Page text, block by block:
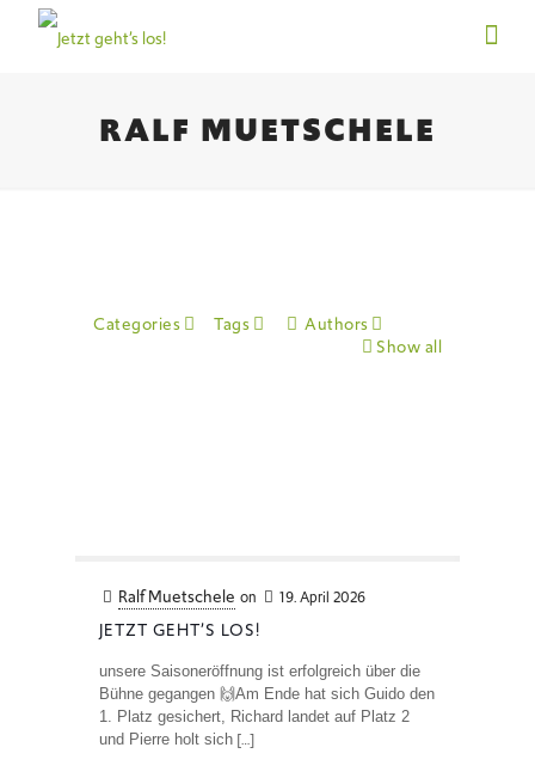
RALF MUETSCHELE
Categories Tags
Authors
Show all
Ralf Muetschele on 19. April 2026
JETZT GEHT’S LOS!
unsere Saisoneröffnung ist erfolgreich über die
Bühne gegangen 🙌Am Ende hat sich Guido den
1. Platz gesichert, Richard landet auf Platz 2
und Pierre holt sich […]